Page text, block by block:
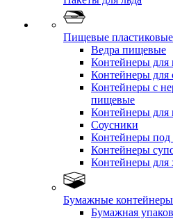
Пищевые
Ведра пищевые
Контейнеры для
Контейнеры для
Контейнеры с
пищевые
Контейнеры для
Соусники
Контейнеры под
Контейнеры
Контейнеры для
Бумажные контейнеры
Бумажная